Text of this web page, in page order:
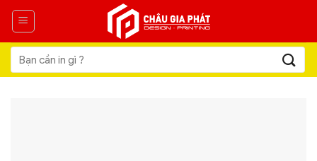
Skip
content
Tìm
kiếm: